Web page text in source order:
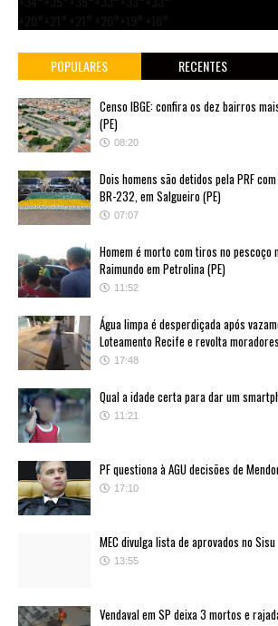
POPULARES RECENTES
Censo IBGE: confira os dez bairros
(PE)
08:20
Dois homens são detidos pela PRF
BR-232, em Salgueiro (PE)
07:07
Homem é morto com tiros no pescoço
Raimundo em Petrolina (PE)
11:52
Água limpa é desperdiçada após
Loteamento Recife e revolta moradores
17:48
Qual a idade certa para dar um
11:21
PF questiona à AGU decisões de
17:10
MEC divulga lista de aprovados no Sisu
13:55
Vendaval em SP deixa 3 mortos e